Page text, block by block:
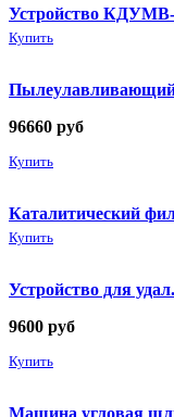
Устройство КДУМВ-
Купить
Пылеулавливающий
96660 руб
Купить
Каталитический
Купить
Устройство для
9600 руб
Купить
Машина угловая